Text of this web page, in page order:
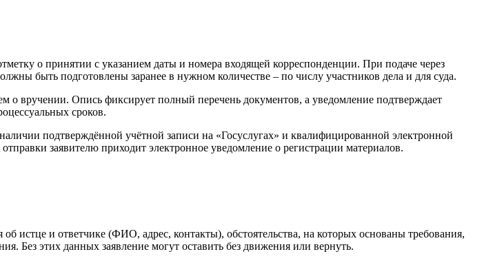
о принятии с указанием даты и номера входящей корреспонденции. При подаче через
быть подготовлены заранее в нужном количестве – по числу участников дела и для суда.
о вручении. Опись фиксирует полный перечень документов, а уведомление подтверждает
сроков.
подтверждённой учётной записи на «Госуслугах» и квалифицированной электронной
заявителю приходит электронное уведомление о регистрации материалов.
истце и ответчике (ФИО, адрес, контакты), обстоятельства, на которых основаны требования,
Без этих данных заявление могут оставить без движения или вернуть.